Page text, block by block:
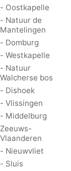
- Oostkapelle
- Natuur de
Mantelingen
- Domburg
- Westkapelle
- Natuur
Walcherse bos
- Dishoek
- Vlissingen
- Middelburg
Zeeuws-
Vlaanderen
- Nieuwvliet
- Sluis